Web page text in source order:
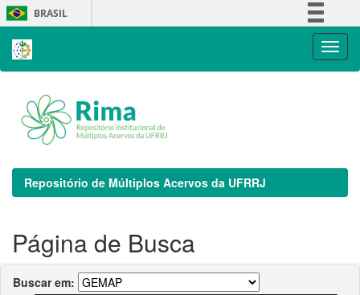
Skip
navigation
BRASIL
Repositório de Múltiplos Acervos da UFRRJ
Página de Busca
Buscar em: